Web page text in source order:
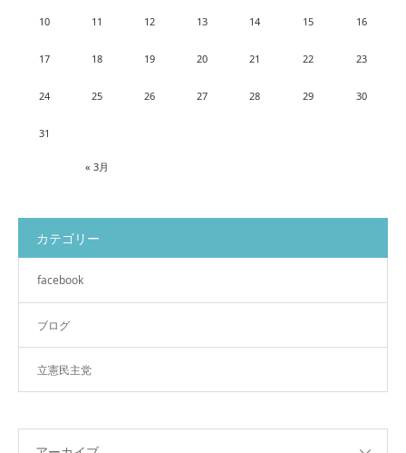
« 3月
10 11 12 13 14 15 16
17 18 19 20 21 22 23
24 25 26 27 28 29 30
31
カテゴリー
facebook
ブログ
立憲民主党